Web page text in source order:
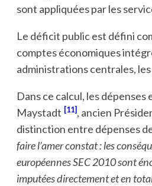
sont appliquées par les
Le déficit public est défini
comptes économiques
administrations centrales,
Dans ce calcul, les
Maystadt [11], ancien
distinction entre dépenses
faire l’amer constat : les
européennes SEC 2010 sont
imputées directement et en